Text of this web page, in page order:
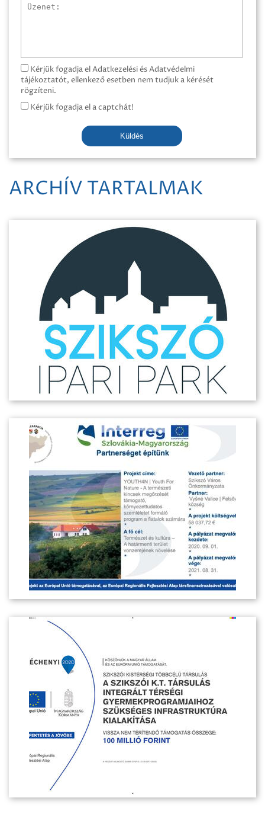
Üzenet
Kérjük fogadja el Adatkezelési és Adatvédelmi
tájékoztatót, ellenkező esetben nem tudjuk a kérését
rögzíteni.
Kérjük fogadja el a captchát!
Küldés
ARCHÍV TARTALMAK